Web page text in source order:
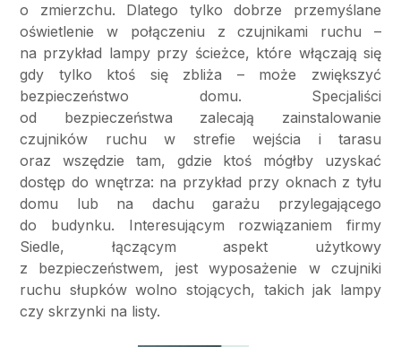
o zmierzchu. Dlatego tylko dobrze przemyślane
oświetlenie w połączeniu z czujnikami ruchu –
na przykład lampy przy ścieżce, które włączają się
gdy tylko ktoś się zbliża – może zwiększyć
bezpieczeństwo domu. Specjaliści
od bezpieczeństwa zalecają zainstalowanie
czujników ruchu w strefie wejścia i tarasu
oraz wszędzie tam, gdzie ktoś mógłby uzyskać
dostęp do wnętrza: na przykład przy oknach z tyłu
domu lub na dachu garażu przylegającego
do budynku. Interesującym rozwiązaniem firmy
Siedle, łączącym aspekt użytkowy
z bezpieczeństwem, jest wyposażenie w czujniki
ruchu słupków wolno stojących, takich jak lampy
czy skrzynki na listy.